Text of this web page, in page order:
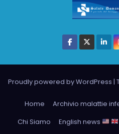
Proudly powered by WordPress |
Home Archivio malattie
Chi Siamo
English news